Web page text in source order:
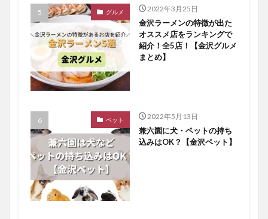
グルメ 2022年3月25日
金沢ラーメンの特徴が出た
オススメ店をランキングで
紹介！全5店！【金沢グルメ
まとめ】
ペット 2022年5月13日
兼六園に犬・ペットの持ち
込みはOK？【金沢ペット】